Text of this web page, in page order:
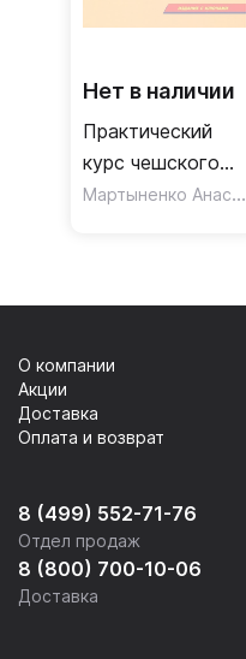
Нет в наличии
Практический
курс чешского
языка
Мартыненко Анастасия Евгеньевна
8 (499) 552-71-76
Отдел продаж
8 (800) 700-10-06
Доставка
О компании
Акции
Доставка
Оплата и возврат